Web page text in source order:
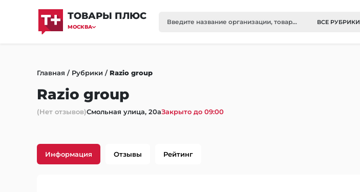
ТОВАРЫ ПЛЮС
МОСКВА
ВСЕ РУБРИКИ
Главная / Рубрики / Razio group
Razio group
(Нет отзывов)Смольная улица, 20аЗакрыто до 09:00
Информация Отзывы Рейтинг